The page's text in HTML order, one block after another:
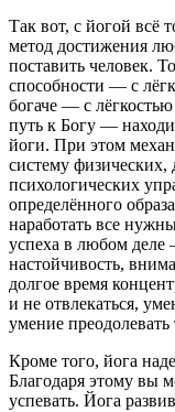
Так вот, с йогой всё
метод достижения
поставить человек.
способности — с
богаче — с лёгкостью
путь к Богу —
йоги. При этом
систему физических,
психологических
определённого
наработать все
успеха в любом деле
настойчивость,
долгое время
и не отвлекаться,
умение преодолевать
Кроме того, йога
Благодаря этому вы
успевать. Йога